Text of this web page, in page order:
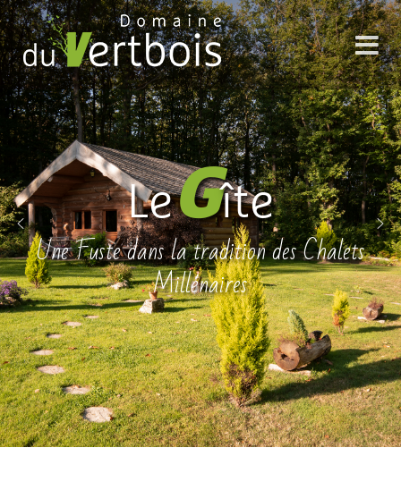
LeGîte
Une Fuste dans la tradition des Chalets
Millénaires